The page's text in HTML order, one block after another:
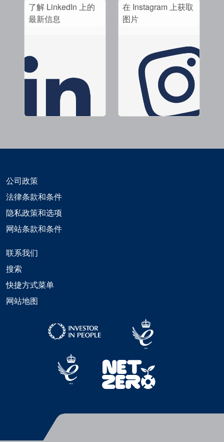
了解 LinkedIn 上的
最新信息
在 Instagram 上获取
图片
公司政策
法律条款和条件
隐私政策和选项
网站条款和条件
联系我们
搜索
快捷方式菜单
网站地图